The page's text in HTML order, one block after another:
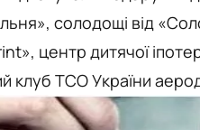
солодощі від
центр дитячої
клуб ТСО України